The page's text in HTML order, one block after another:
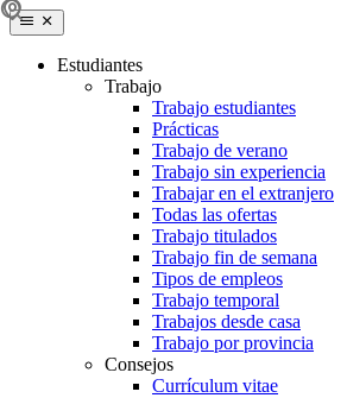
Estudiantes
Trabajo
Trabajo estudiantes
Prácticas
Trabajo de verano
Trabajo sin experiencia
Trabajar en el extranjero
Todas las ofertas
Trabajo titulados
Trabajo fin de semana
Tipos de empleos
Trabajo temporal
Trabajos desde casa
Trabajo por provincia
Consejos
Currículum vitae